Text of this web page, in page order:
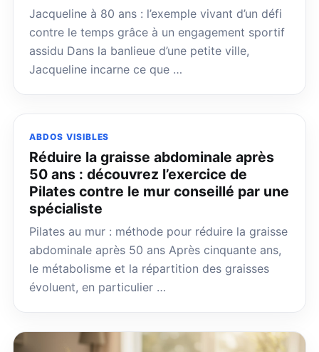
Jacqueline à 80 ans : l’exemple vivant d’un défi
contre le temps grâce à un engagement sportif
assidu Dans la banlieue d’une petite ville,
Jacqueline incarne ce que …
ABDOS VISIBLES
Réduire la graisse abdominale après
50 ans : découvrez l’exercice de
Pilates contre le mur conseillé par une
spécialiste
Pilates au mur : méthode pour réduire la graisse
abdominale après 50 ans Après cinquante ans,
le métabolisme et la répartition des graisses
évoluent, en particulier …